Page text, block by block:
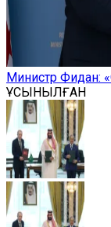
Министр Фидан:
ҰСЫНЫЛҒАН